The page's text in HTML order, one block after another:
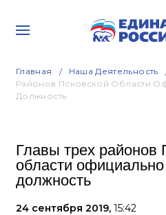
Главная Наша Деятельность
Районов Псковской Области
Должность
Главы трех районов
области официально
должность
24 сентября 2019, 15:42